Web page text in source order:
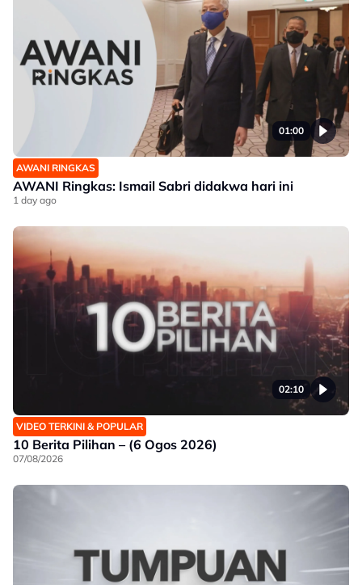
01:00
AWANI RINGKAS
AWANI Ringkas: Ismail Sabri didakwa hari ini
1 day ago
02:10
VIDEO TERKINI & POPULAR
10 Berita Pilihan – (6 Ogos 2026)
07/08/2026